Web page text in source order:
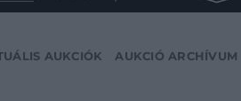
AUKCIÓK AUKCIÓ ARCHÍVUM